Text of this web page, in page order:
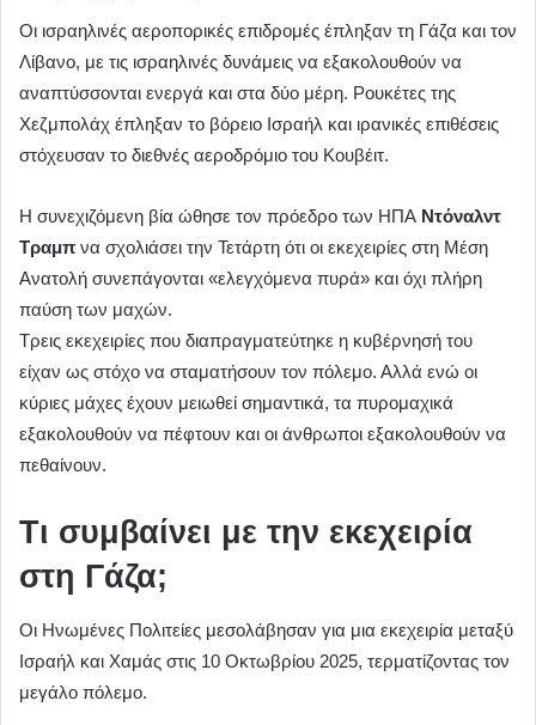
Οι ισραηλινές αεροπορικές επιδρομές έπληξαν τη Γάζα και τον
Λίβανο, με τις ισραηλινές δυνάμεις να εξακολουθούν να
αναπτύσσονται ενεργά και στα δύο μέρη. Ρουκέτες της
Χεζμπολάχ έπληξαν το βόρειο Ισραήλ και ιρανικές επιθέσεις
στόχευσαν το διεθνές αεροδρόμιο του Κουβέιτ.
Η συνεχιζόμενη βία ώθησε τον πρόεδρο των ΗΠΑ Ντόναλντ
Τραμπ να σχολιάσει την Τετάρτη ότι οι εκεχειρίες στη Μέση
Ανατολή συνεπάγονται «ελεγχόμενα πυρά» και όχι πλήρη
παύση των μαχών.
Τρεις εκεχειρίες που διαπραγματεύτηκε η κυβέρνησή του
είχαν ως στόχο να σταματήσουν τον πόλεμο. Αλλά ενώ οι
κύριες μάχες έχουν μειωθεί σημαντικά, τα πυρομαχικά
εξακολουθούν να πέφτουν και οι άνθρωποι εξακολουθούν να
πεθαίνουν.
Τι συμβαίνει με την εκεχειρία
στη Γάζα;
Οι Ηνωμένες Πολιτείες μεσολάβησαν για μια εκεχειρία μεταξύ
Ισραήλ και Χαμάς στις 10 Οκτωβρίου 2025, τερματίζοντας τον
μεγάλο πόλεμο.